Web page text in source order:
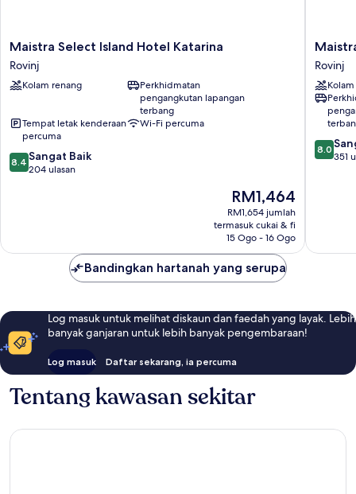
Maistra
Select
Island
Hotel
Rovinj
Maistra Select Island Hotel Katarina
Rovinj
Kolam renang
Perkhidmatan
pengangkutan lapangan
terbang
Tempat letak kenderaan
percuma
Wi-Fi percuma
8.4
daripada
8.4 Sangat Baik
204 ulasan
Harga
ialah
RM1,464
RM1,464
RM1,654 jumlah
termasuk cukai & fi
15 Ogo - 16 Ogo
Maistra
Select
Amarin
Resort
Rovinj
Rovinj
8.0
8.0
351
Bandingkan hartanah yang serupa
Log masuk untuk melihat diskaun dan faedah yang layak. Lebih
banyak ganjaran untuk lebih banyak pengembaraan!
Log masuk Daftar sekarang, ia percuma
Tentang kawasan sekitar